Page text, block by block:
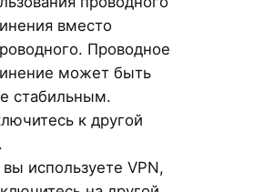
вместо
Проводное
может быть
стабильным.
к другой
вы используете VPN,